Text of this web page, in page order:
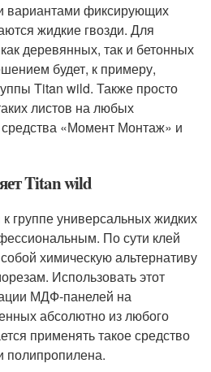
вариантами фиксирующих
жидкие гвозди. Для
деревянных, так и бетонных
будет, к примеру,
Titan wild. Также просто
листов на любых
«Момент Монтаж» и
Titan wild
группе универсальных жидких
По сути клей
химическую альтернативу
Использовать этот
МДФ-панелей на
абсолютно из любого
применять такое средство
полипропилена.